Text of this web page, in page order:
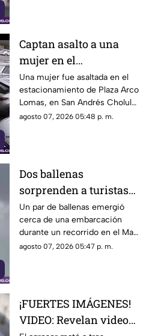
Captan asalto a una
mujer en el
estacionamiento de
Plaza Arco Lomas
Una mujer fue asaltada en el
estacionamiento de Plaza Arco
Lomas, en San Andrés Cholula.
El ataque quedó registrado por
agosto 07, 2026 05:48 p. m.
Dos ballenas
sorprenden a turistas
durante avistamiento
en el Mar de Cortés
Un par de ballenas emergió
cerca de una embarcación
durante un recorrido en el Mar
de Cortés. El avistamiento fue
agosto 07, 2026 05:47 p. m.
¡FUERTES IMÁGENES!
VIDEO: Revelan videos